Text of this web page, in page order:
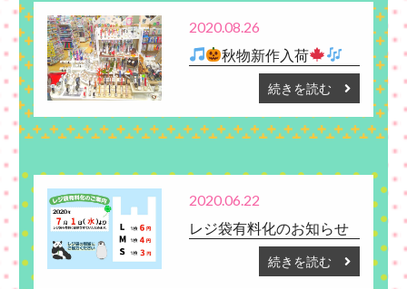
2020.08.26
秋物新作入荷
続きを読む
2020.06.22
レジ袋有料化のお知らせ
続きを読む